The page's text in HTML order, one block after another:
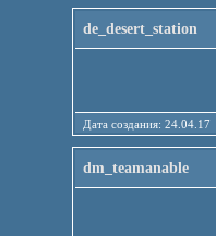
de_desert_station
Дата создания:
dm_teamanable